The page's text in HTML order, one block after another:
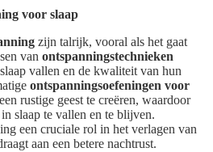
voor slaap
zijn talrijk, vooral als het gaat
van ontspanningstechnieken
vallen en de kwaliteit van hun
ontspanningsoefeningen voor
rustige geest te creëren, waardoor
slaap te vallen en te blijven.
een cruciale rol in het verlagen van
aan een betere nachtrust.